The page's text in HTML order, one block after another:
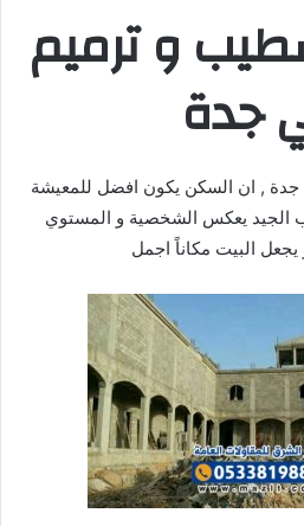
و ترميم
جدة
, ان السكن يكون افضل للمعيشة
الجيد يعكس الشخصية و المستوي
يجعل البيت مكاناً اجمل